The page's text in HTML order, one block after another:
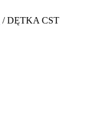
/ DĘTKA CST